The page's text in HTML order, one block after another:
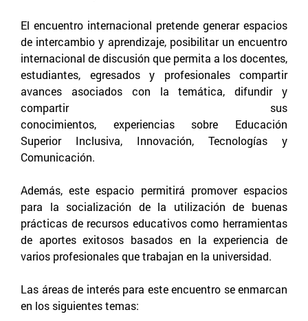
El encuentro internacional pretende generar espacios
de intercambio y aprendizaje, posibilitar un encuentro
internacional de discusión que permita a los docentes,
estudiantes, egresados y profesionales compartir
avances asociados con la temática, difundir y
compartir sus
conocimientos, experiencias sobre Educación
Superior Inclusiva, Innovación, Tecnologías y
Comunicación.
Además, este espacio permitirá promover espacios
para la socialización de la utilización de buenas
prácticas de recursos educativos como herramientas
de aportes exitosos basados en la experiencia de
varios profesionales que trabajan en la universidad.
Las áreas de interés para este encuentro se enmarcan
en los siguientes temas: